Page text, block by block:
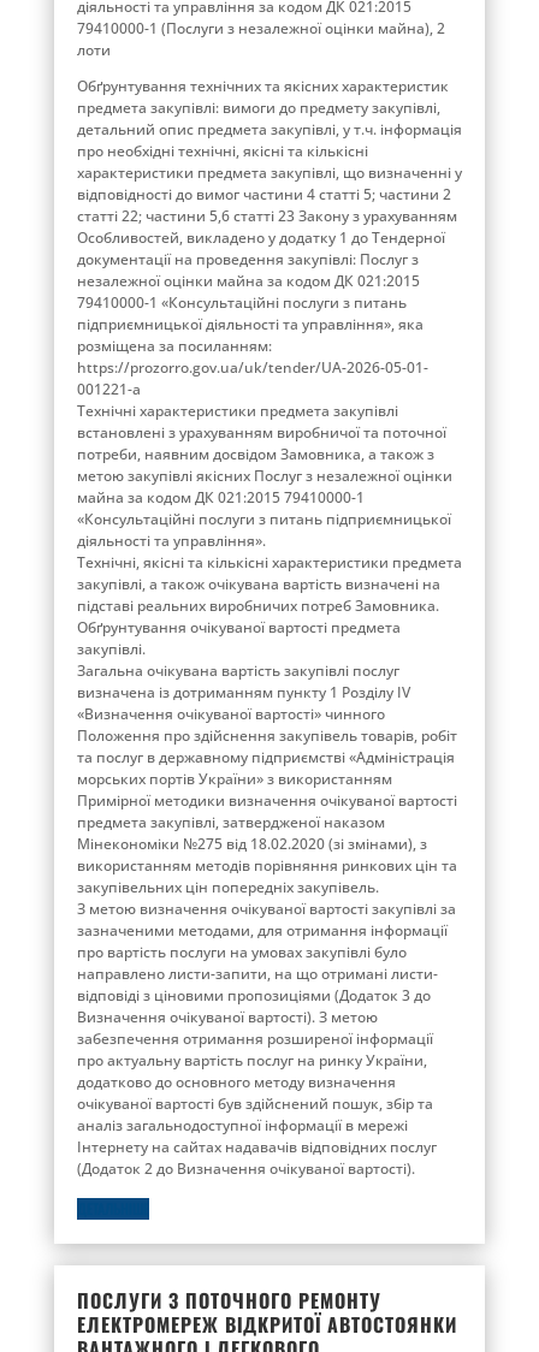
діяльності та управління за кодом ДК 021:2015
79410000-1 (Послуги з незалежної оцінки майна), 2
лоти
Обґрунтування технічних та якісних характеристик
предмета закупівлі: вимоги до предмету закупівлі,
детальний опис предмета закупівлі, у т.ч. інформація
про необхідні технічні, якісні та кількісні
характеристики предмета закупівлі, що визначенні у
відповідності до вимог частини 4 статті 5; частини 2
статті 22; частини 5,6 статті 23 Закону з урахуванням
Особливостей, викладено у додатку 1 до Тендерної
документації на проведення закупівлі: Послуг з
незалежної оцінки майна за кодом ДК 021:2015
79410000-1 «Консультаційні послуги з питань
підприємницької діяльності та управління», яка
розміщена за посиланням:
https://prozorro.gov.ua/uk/tender/UA-2026-05-01-
001221-a
Технічні характеристики предмета закупівлі
встановлені з урахуванням виробничої та поточної
потреби, наявним досвідом Замовника, а також з
метою закупівлі якісних Послуг з незалежної оцінки
майна за кодом ДК 021:2015 79410000-1
«Консультаційні послуги з питань підприємницької
діяльності та управління».
Технічні, якісні та кількісні характеристики предмета
закупівлі, а також очікувана вартість визначені на
підставі реальних виробничих потреб Замовника.
Обґрунтування очікуваної вартості предмета
закупівлі.
Загальна очікувана вартість закупівлі послуг
визначена із дотриманням пункту 1 Розділу ІV
«Визначення очікуваної вартості» чинного
Положення про здійснення закупівель товарів, робіт
та послуг в державному підприємстві «Адміністрація
морських портів України» з використанням
Примірної методики визначення очікуваної вартості
предмета закупівлі, затвердженої наказом
Мінекономіки №275 від 18.02.2020 (зі змінами), з
використанням методів порівняння ринкових цін та
закупівельних цін попередніх закупівель.
З метою визначення очікуваної вартості закупівлі за
зазначеними методами, для отримання інформації
про вартість послуги на умовах закупівлі було
направлено листи-запити, на що отримані листи-
відповіді з ціновими пропозиціями (Додаток 3 до
Визначення очікуваної вартості). З метою
забезпечення отримання розширеної інформації
про актуальну вартість послуг на ринку України,
додатково до основного методу визначення
очікуваної вартості був здійснений пошук, збір та
аналіз загальнодоступної інформації в мережі
Інтернету на сайтах надавачів відповідних послуг
(Додаток 2 до Визначення очікуваної вартості).
ПОСЛУГИ З ПОТОЧНОГО РЕМОНТУ
ЕЛЕКТРОМЕРЕЖ ВІДКРИТОЇ АВТОСТОЯНКИ